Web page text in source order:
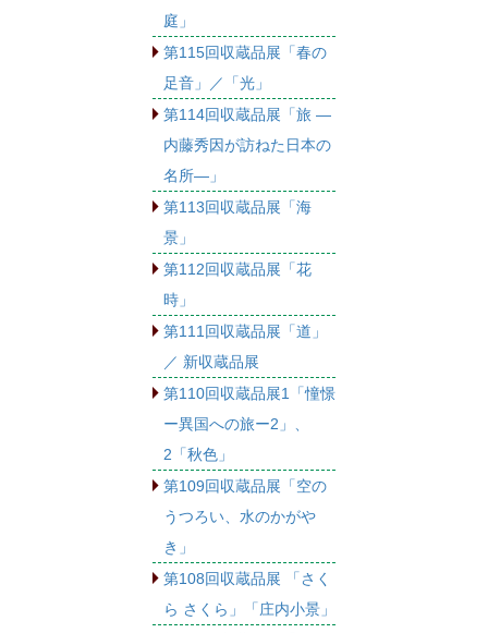
庭」
第115回収蔵品展「春の
足音」／「光」
第114回収蔵品展「旅 ―
内藤秀因が訪ねた日本の
名所―」
第113回収蔵品展「海
景」
第112回収蔵品展「花
時」
第111回収蔵品展「道」
／ 新収蔵品展
第110回収蔵品展1「憧憬
ー異国への旅ー2」、
2「秋色」
第109回収蔵品展「空の
うつろい、水のかがや
き」
第108回収蔵品展 「さく
ら さくら」「庄内小景」